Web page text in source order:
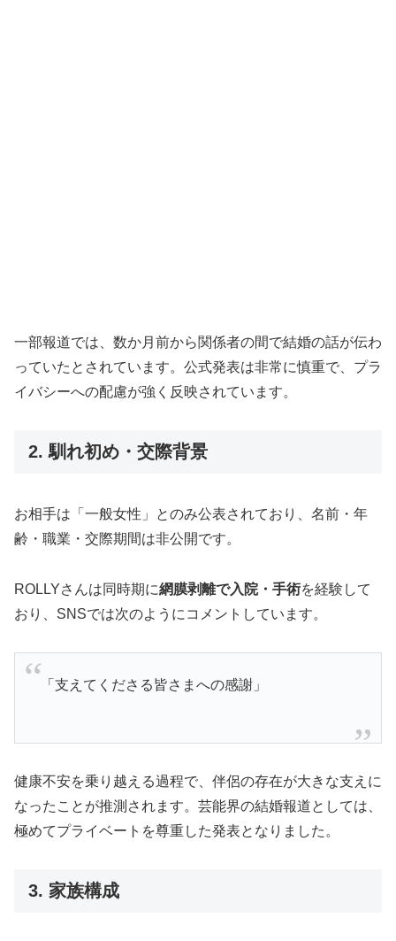
一部報道では、数か月前から関係者の間で結婚の話が伝わ
っていたとされています。公式発表は非常に慎重で、プラ
イバシーへの配慮が強く反映されています。
2. 馴れ初め・交際背景
お相手は「一般女性」とのみ公表されており、名前・年
齢・職業・交際期間は非公開です。
ROLLYさんは同時期に網膜剥離で入院・手術を経験して
おり、SNSでは次のようにコメントしています。
「支えてくださる皆さまへの感謝」
健康不安を乗り越える過程で、伴侶の存在が大きな支えに
なったことが推測されます。芸能界の結婚報道としては、
極めてプライベートを尊重した発表となりました。
3. 家族構成